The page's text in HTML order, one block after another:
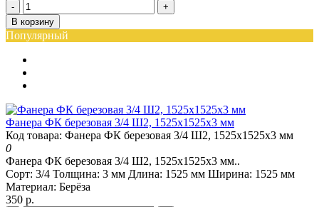
-
+
В корзину
Популярный
Фанера ФК березовая 3/4 Ш2, 1525х1525х3 мм
Код товара: Фанера ФК березовая 3/4 Ш2, 1525х1525х3 мм
0
Фанера ФК березовая 3/4 Ш2, 1525х1525х3 мм..
Сорт: 3/4 Толщина: 3 мм Длина: 1525 мм Ширина: 1525 мм
Материал: Берёза
350 р.